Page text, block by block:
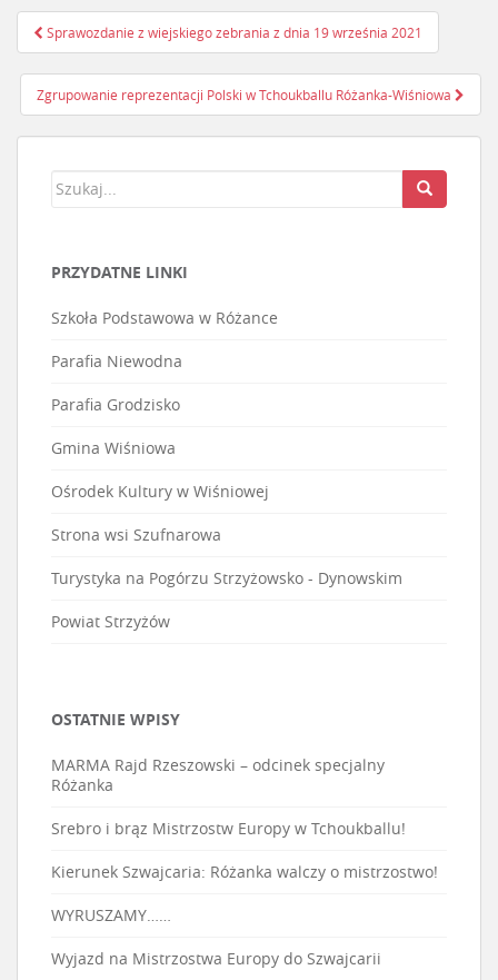
Nawigacja postu
Sprawozdanie z wiejskiego zebrania z dnia 19 września 2021
Zgrupowanie reprezentacji Polski w Tchoukballu Różanka-Wiśniowa
PRZYDATNE LINKI
Szkoła Podstawowa w Różance
Parafia Niewodna
Parafia Grodzisko
Gmina Wiśniowa
Ośrodek Kultury w Wiśniowej
Strona wsi Szufnarowa
Turystyka na Pogórzu Strzyżowsko - Dynowskim
Powiat Strzyżów
OSTATNIE WPISY
MARMA Rajd Rzeszowski – odcinek specjalny
Różanka
Srebro i brąz Mistrzostw Europy w Tchoukballu!
Kierunek Szwajcaria: Różanka walczy o mistrzostwo!
WYRUSZAMY……
Wyjazd na Mistrzostwa Europy do Szwajcarii